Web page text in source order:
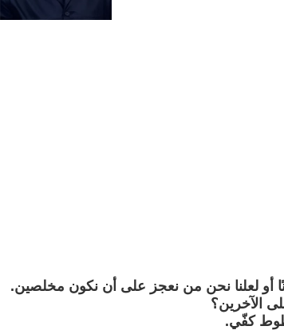
أو لعلنا نحن من نعجز على أن نكون مخلصين.
الآخرين؟
كفّي.